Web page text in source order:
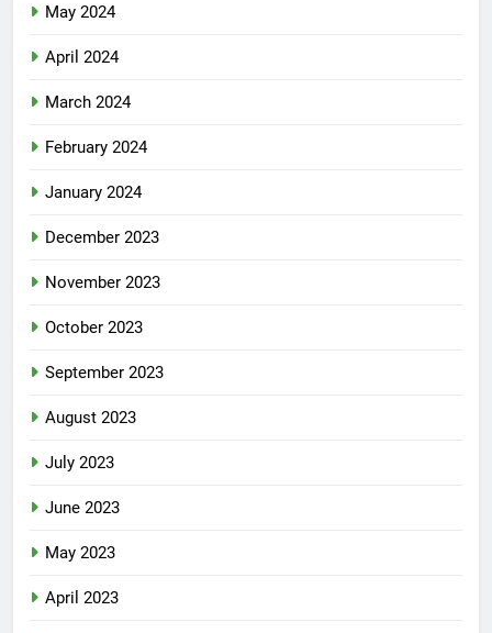
May 2024
April 2024
March 2024
February 2024
January 2024
December 2023
November 2023
October 2023
September 2023
August 2023
July 2023
June 2023
May 2023
April 2023